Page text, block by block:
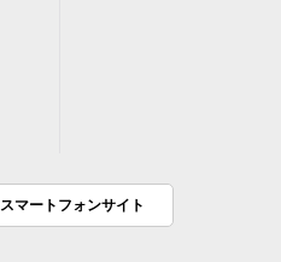
スマートフォンサイト